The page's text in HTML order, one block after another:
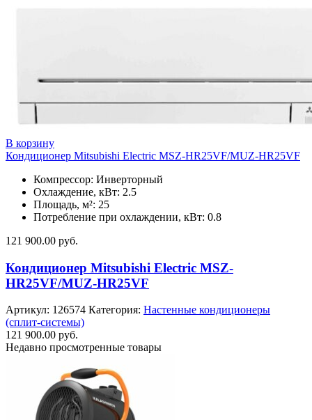
В корзину
Кондиционер Mitsubishi Electric MSZ-HR25VF/MUZ-HR25VF
Компрессор: Инверторный
Охлаждение, кВт: 2.5
Площадь, м²: 25
Потребление при охлаждении, кВт: 0.8
121 900.00 руб.
Кондиционер Mitsubishi Electric MSZ-
HR25VF/MUZ-HR25VF
Артикул: 126574 Категория: Настенные кондиционеры
(сплит-системы)
121 900.00 руб.
Недавно просмотренные товары